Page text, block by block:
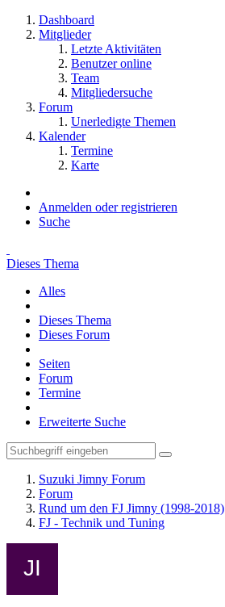
Dashboard
Mitglieder
Letzte Aktivitäten
Benutzer online
Team
Mitgliedersuche
Forum
Unerledigte Themen
Kalender
Termine
Karte
Anmelden oder registrieren
Suche
Dieses Thema
Alles
Dieses Thema
Dieses Forum
Seiten
Forum
Termine
Erweiterte Suche
Suzuki Jimny Forum
Forum
Rund um den FJ Jimny (1998-2018)
FJ - Technik und Tuning